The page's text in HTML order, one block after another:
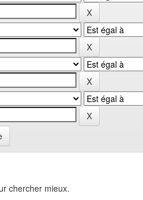
chercher mieux.